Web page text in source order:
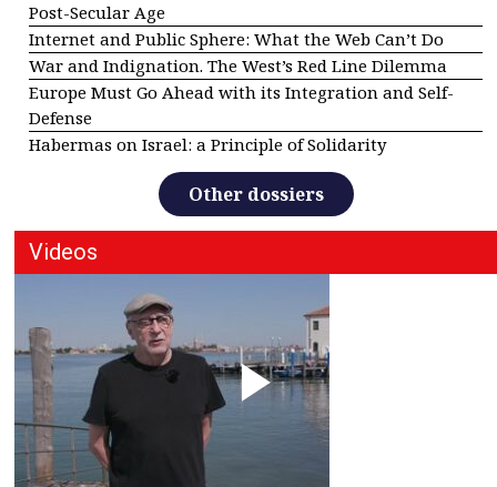
Post-Secular Age
Internet and Public Sphere: What the Web Can’t Do
War and Indignation. The West’s Red Line Dilemma
Europe Must Go Ahead with its Integration and Self-
Defense
Habermas on Israel: a Principle of Solidarity
Other dossiers
Videos